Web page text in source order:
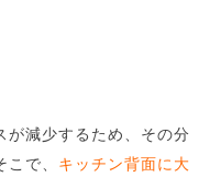
が減少するため、その分
で、 キッチン背面に大